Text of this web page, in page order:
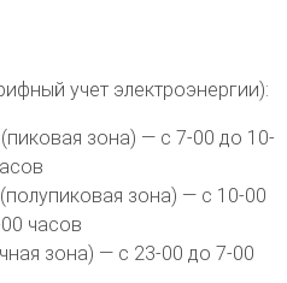
учет электроэнергии):
зона) — с 7-00 до 10-
зона) — с 10-00
часов
зона) — с 23-00 до 7-00